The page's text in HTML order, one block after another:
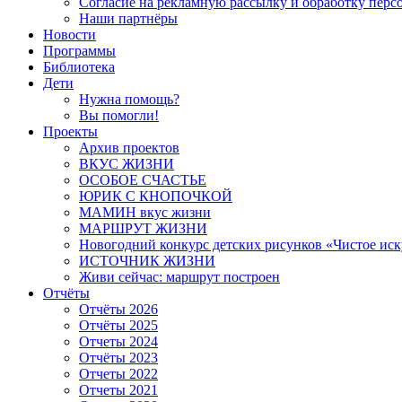
Наши партнёры
Новости
Программы
Библиотека
Дети
Нужна помощь?
Вы помогли!
Проекты
Архив проектов
ВКУС ЖИЗНИ
ОСОБОЕ СЧАСТЬЕ
ЮРИК С КНОПОЧКОЙ
МАМИН вкус жизни
МАРШРУТ ЖИЗНИ
Новогодний конкурс детских рисунков «Чистое
ИСТОЧНИК ЖИЗНИ
Живи сейчас: маршрут построен
Отчёты
Отчёты 2026
Отчёты 2025
Отчеты 2024
Отчёты 2023
Отчеты 2022
Отчеты 2021